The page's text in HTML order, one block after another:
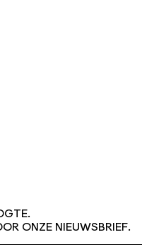
ONZE NIEUWSBRIEF.